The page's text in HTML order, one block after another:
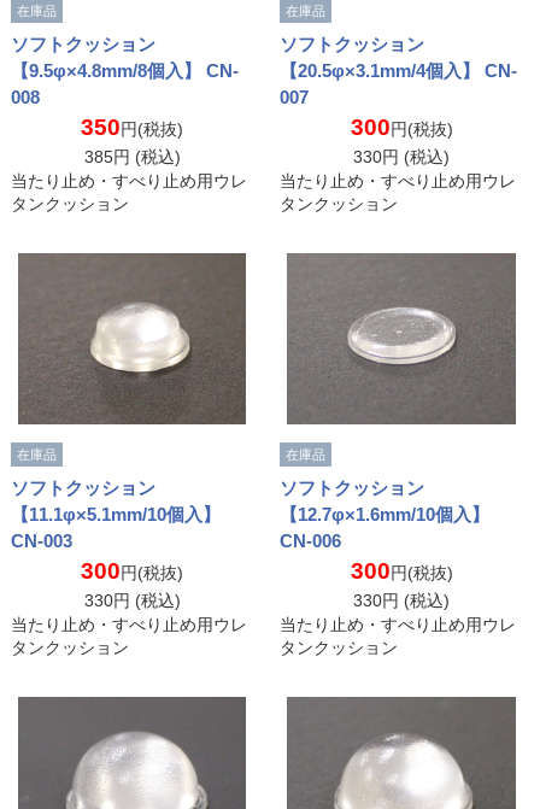
在庫品
ソフトクッション
【9.5φ×4.8mm/8個入】 CN-
008
350円(税抜)
385円 (税込)
当たり止め・すべり止め用ウレ
タンクッション
在庫品
ソフトクッション
【20.5φ×3.1mm/4個入】 CN-
007
300円(税抜)
330円 (税込)
当たり止め・すべり止め用ウレ
タンクッション
在庫品
ソフトクッション
【11.1φ×5.1mm/10個入】
CN-003
300円(税抜)
330円 (税込)
当たり止め・すべり止め用ウレ
タンクッション
在庫品
ソフトクッション
【12.7φ×1.6mm/10個入】
CN-006
300円(税抜)
330円 (税込)
当たり止め・すべり止め用ウレ
タンクッション